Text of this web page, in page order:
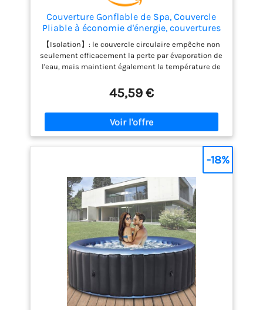
Couverture Gonflable de Spa, Couvercle
Pliable à économie d'énergie, couvertures
de Remplacement pour spas gonflables
Ronds extérieurs
【Isolation】: le couvercle circulaire empêche non
seulement efficacement la perte par évaporation de
l'eau, mais maintient également la température de
soleil pour chauffer l'eau et réduit le temps
nécessaire au deuxième chauffage de l'eau.
【Filtrage】: le couvercle du spa à économie
d'énergie peut bloquer efficacement la faune et
toute saleté. Il peut également empêcher la
poussière et réduire la condensation et le gel.
【Facile à gonfler】: en raison de la vitesse de
gonflage rapide et facile de cette couverture de spa,
elle peut être utilisée en quelques minutes pour
garder le spa propre et chaud. 【4,5 pieds de
diamètre】: le diamètre de la couverture gonflable
du spa est de 4,5 pieds, compatible avec la plupart
de nos séries de spas. 【Entretien réduit】: Ce type
de couvercle garantit un entretien minimal de la
baignoire, tout en empêchant les objets de
pénétrer dans l'eau et en réduisant le nombre de
45,59 €
-18%